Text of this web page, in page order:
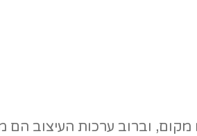
מקום, וברוב ערכות העיצוב